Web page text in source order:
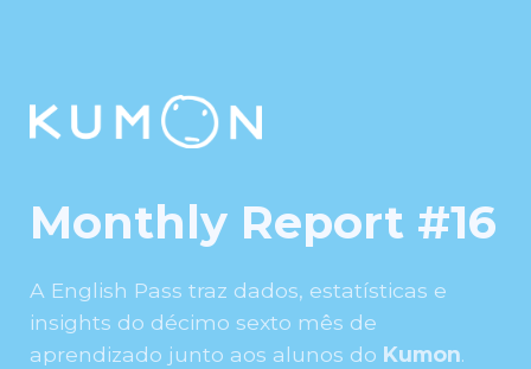
Monthly Report #16
A English Pass traz dados, estatísticas e
insights do décimo sexto mês de
aprendizado junto aos alunos do Kumon.